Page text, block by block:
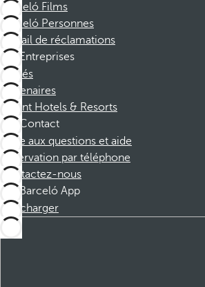
Barceló Films
Barceló Personnes
Portail de réclamations
Entreprises
Affiliés
Partenaires
Dorint Hotels & Resorts
Contact
Foire aux questions et aide
Réservation par téléphone
Contactez-nous
Barceló App
Télécharger